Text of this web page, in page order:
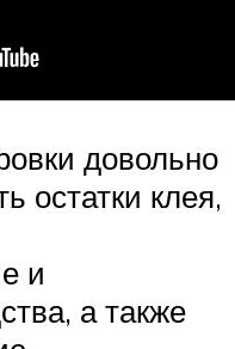
довольно
остатки клея,
и
а также